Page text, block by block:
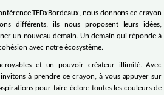
TEDxBordeaux, nous donnons ce crayon
différents, ils nous proposent leurs idées,
un nouveau demain. Un demain qui réponde à
avec notre écosystème.
et un pouvoir créateur illimité. Avec
à prendre ce crayon, à vous appuyer sur
pour faire éclore toutes les couleurs de